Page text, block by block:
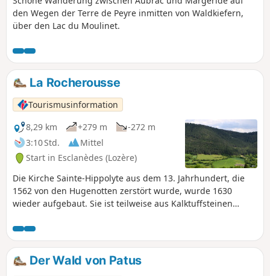
den Wegen der Terre de Peyre inmitten von Waldkiefern,
über den Lac du Moulinet.
La Rocherousse
Tourismusinformation
8,29 km
+279 m
-272 m
3:10 Std.
Mittel
Start in Esclanèdes (Lozère)
Die Kirche Sainte-Hippolyte aus dem 13. Jahrhundert, die
1562 von den Hugenotten zerstört wurde, wurde 1630
wieder aufgebaut. Sie ist teilweise aus Kalktuffsteinen
mehrere Steinbrüche.
Der Wald von Patus